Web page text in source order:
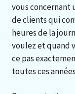
vous concernant
de clients qui
heures de la
voulez et quand
ce pas
toutes ces